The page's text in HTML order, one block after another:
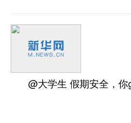
@大学生 假期安全，你